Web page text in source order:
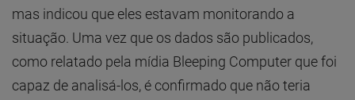
mas indicou que eles estavam monitorando a
situação. Uma vez que os dados são publicados,
como relatado pela mídia Bleeping Computer que foi
capaz de analisá-los, é confirmado que não teria